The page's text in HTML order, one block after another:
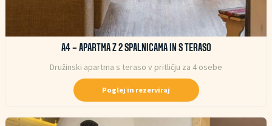
A4 – APARTMA Z 2 SPALNICAMA IN S TERASO
Družinski apartma s teraso v pritličju za 4 osebe
Poglej in rezerviraj